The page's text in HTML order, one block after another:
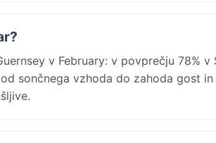
v February: v povprečju 78%
sončnega vzhoda do zahoda gost